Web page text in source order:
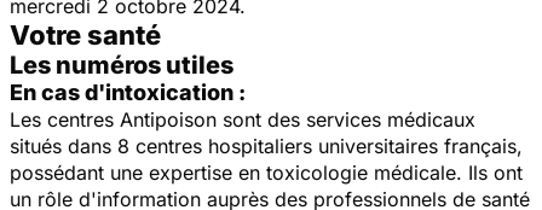
mercredi 2 octobre 2024.
Votre santé
Les numéros utiles
En cas d'intoxication :
Les centres Antipoison sont des services médicaux
situés dans 8 centres hospitaliers universitaires français,
possédant une expertise en toxicologie médicale. Ils ont
un rôle d'information auprès des professionnels de santé